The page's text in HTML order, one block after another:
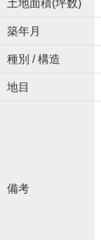
土地面積(坪数)
築年月
種別 / 構造
地目
備考